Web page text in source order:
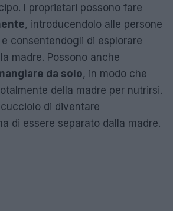
I proprietari possono fare
, introducendolo alle persone
consentendogli di esplorare
madre. Possono anche
da solo, in modo che
della madre per nutrirsi.
di diventare
di essere separato dalla madre.